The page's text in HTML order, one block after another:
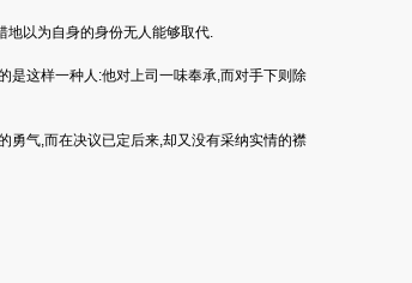
以为自身的身份无人能够取代.
是这样一种人:他对上司一味奉承,而对手下则除
勇气,而在决议已定后来,却又没有采纳实情的襟